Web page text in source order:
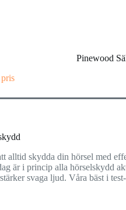
Pinewood
alltid skydda din hörsel med
är i princip alla hörselskydd
svaga ljud. Våra bäst i